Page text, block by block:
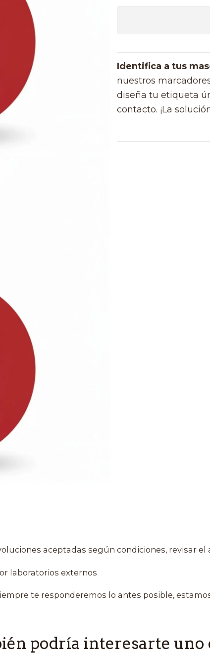
Identifica a tus
nuestros
diseña tu etiqueta
contacto. ¡La
aceptadas según condiciones, revisar
laboratorios externos
te responderemos lo antes posible,
podría interesarte uno